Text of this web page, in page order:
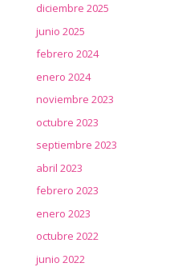
diciembre 2025
junio 2025
febrero 2024
enero 2024
noviembre 2023
octubre 2023
septiembre 2023
abril 2023
febrero 2023
enero 2023
octubre 2022
junio 2022